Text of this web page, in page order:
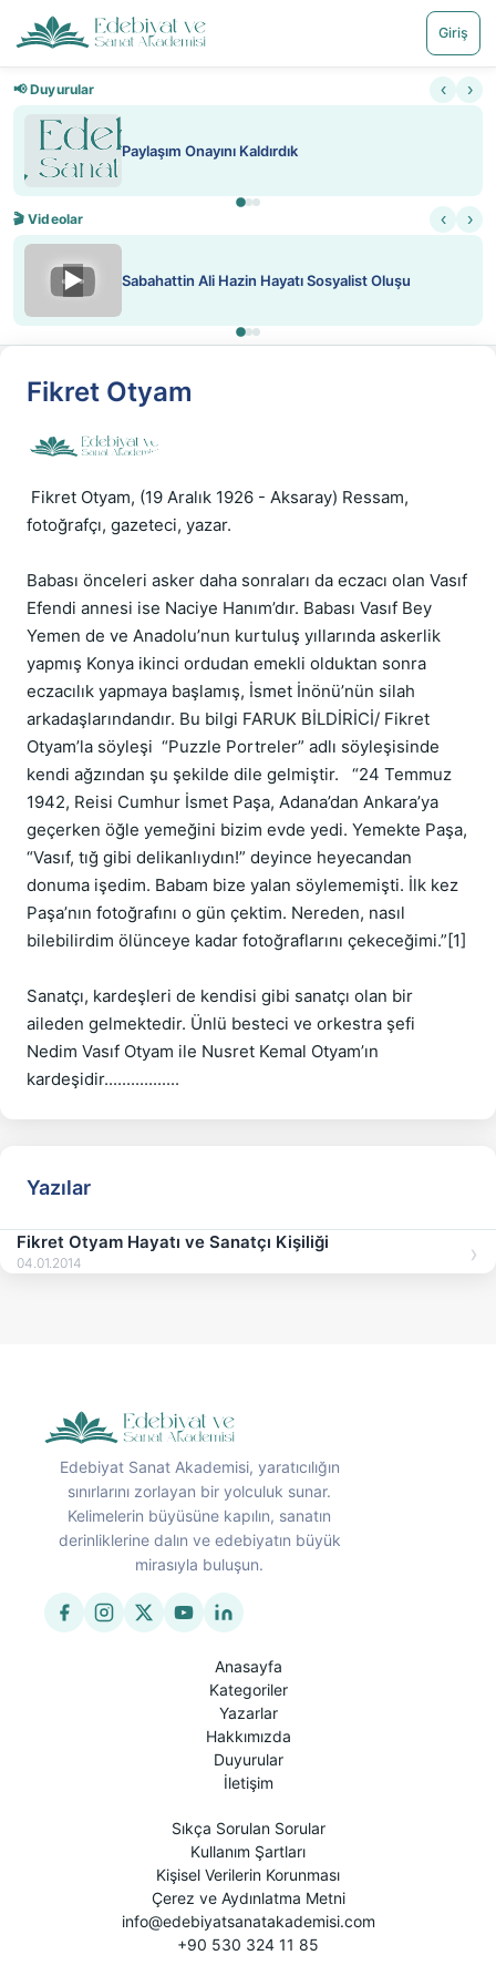
Giriş
📢 Duyurular ‹ ›
Paylaşım Onayını Kaldırdık
🎬 Videolar ‹ ›
▶ Sabahattin Ali Hazin Hayatı Sosyalist Oluşu
Fikret Otyam
fotoğrafçı, gazeteci, yazar.
Babası önceleri asker daha sonraları da eczacı olan Vasıf
Efendi annesi ise Naciye Hanım’dır. Babası Vasıf Bey
Yemen de ve Anadolu’nun kurtuluş yıllarında askerlik
yapmış Konya ikinci ordudan emekli olduktan sonra
eczacılık yapmaya başlamış, İsmet İnönü’nün silah
arkadaşlarındandır. Bu bilgi FARUK BİLDİRİCİ/ Fikret
Otyam’la söyleşi  “Puzzle Portreler” adlı söyleşisinde
kendi ağzından şu şekilde dile gelmiştir.   “24 Temmuz
1942, Reisi Cumhur İsmet Paşa, Adana’dan Ankara’ya
geçerken öğle yemeğini bizim evde yedi. Yemekte Paşa,
“Vasıf, tığ gibi delikanlıydın!” deyince heyecandan
donuma işedim. Babam bize yalan söylememişti. İlk kez
Paşa’nın fotoğrafını o gün çektim. Nereden, nasıl
bilebilirdim ölünceye kadar fotoğraflarını çekeceğimi.”[1]
Sanatçı, kardeşleri de kendisi gibi sanatçı olan bir
aileden gelmektedir. Ünlü besteci ve orkestra şefi
Nedim Vasıf Otyam ile Nusret Kemal Otyam’ın
Yazılar
Fikret Otyam Hayatı ve Sanatçı Kişiliği
04.01.2014
Edebiyat Sanat Akademisi, yaratıcılığın
sınırlarını zorlayan bir yolculuk sunar.
Kelimelerin büyüsüne kapılın, sanatın
derinliklerine dalın ve edebiyatın büyük
mirasıyla buluşun.
Anasayfa
Kategoriler
Yazarlar
Hakkımızda
Duyurular
İletişim
Sıkça Sorulan Sorular
Kullanım Şartları
Kişisel Verilerin Korunması
Çerez ve Aydınlatma Metni
info@edebiyatsanatakademisi.com
+90 530 324 11 85